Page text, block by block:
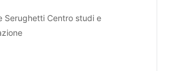
Serughetti Centro studi e